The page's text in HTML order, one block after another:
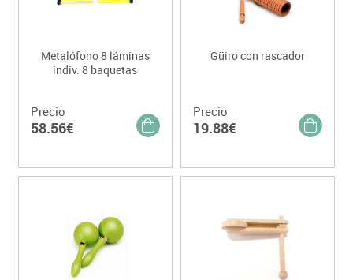
Metalófono 8 láminas
indiv. 8 baquetas
Precio
58.56€
Güiro con rascador
Precio
19.88€